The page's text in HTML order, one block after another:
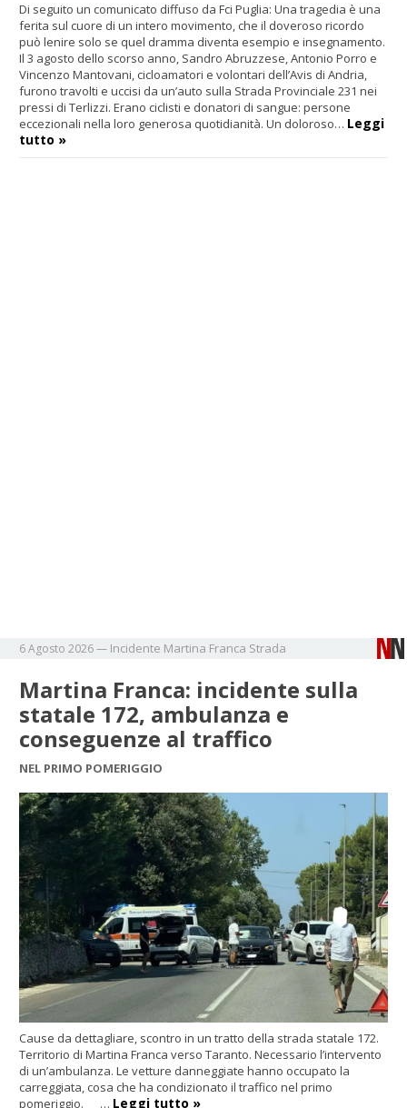
Di seguito un comunicato diffuso da Fci Puglia: Una tragedia è una
ferita sul cuore di un intero movimento, che il doveroso ricordo
può lenire solo se quel dramma diventa esempio e insegnamento.
Il 3 agosto dello scorso anno, Sandro Abruzzese, Antonio Porro e
Vincenzo Mantovani, cicloamatori e volontari dell’Avis di Andria,
furono travolti e uccisi da un’auto sulla Strada Provinciale 231 nei
pressi di Terlizzi. Erano ciclisti e donatori di sangue: persone
eccezionali nella loro generosa quotidianità. Un doloroso… Leggi
tutto »
6 Agosto 2026— Incidente Martina Franca Strada
Martina Franca: incidente sulla
statale 172, ambulanza e
conseguenze al traffico
NEL PRIMO POMERIGGIO
Cause da dettagliare, scontro in un tratto della strada statale 172.
Territorio di Martina Franca verso Taranto. Necessario l’intervento
di un’ambulanza. Le vetture danneggiate hanno occupato la
carreggiata, cosa che ha condizionato il traffico nel primo
pomeriggio. … Leggi tutto »